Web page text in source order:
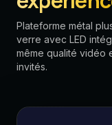
Plateforme métal
verre avec LED
même qualité vidéo
invités.